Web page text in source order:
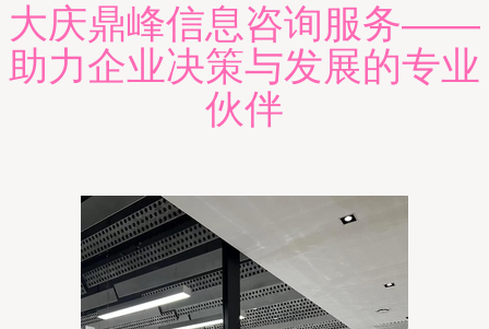
大庆鼎峰信息咨询服务——
助力企业决策与发展的专业
伙伴